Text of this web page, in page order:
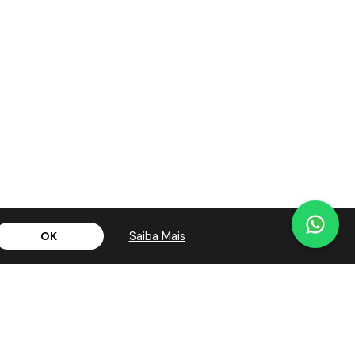
OK Saiba Mais